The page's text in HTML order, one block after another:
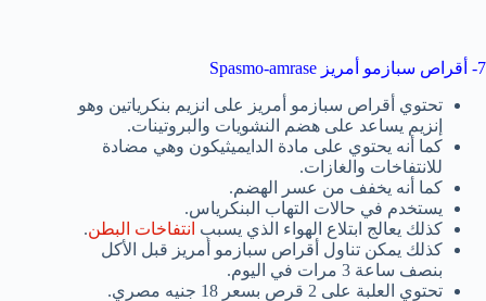
7- أقراص سبازمو أمريز Spasmo-amrase
تحتوي أقراص سبازمو أمريز على انزيم بنكرياتين وهو
إنزيم يساعد على هضم النشويات والبروتينات.
كما أنه يحتوي على مادة الدايميثيكون وهي مضادة
للانتفاخات والغازات.
كما أنه يخفف من عسر الهضم.
يستخدم في حالات التهاب البنكرياس.
كذلك يعالج ابتلاع الهواء الذي يسبب انتفاخات البطن.
كذلك يمكن تناول أقراص سبازمو أمريز قبل الأكل
بنصف ساعة 3 مرات في اليوم.
تحتوي العلبة على 2 قرص بسعر 18 جنيه مصري.